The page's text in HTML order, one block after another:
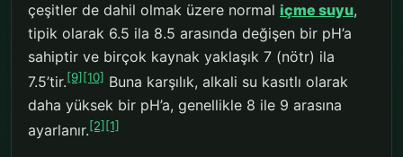
çeşitler de dahil olmak üzere normal içme suyu,
tipik olarak 6.5 ila 8.5 arasında değişen bir pH’a
sahiptir ve birçok kaynak yaklaşık 7 (nötr) ila
7.5’tir.[9][10] Buna karşılık, alkali su kasıtlı olarak
daha yüksek bir pH’a, genellikle 8 ile 9 arasına
ayarlanır.[2] [1]